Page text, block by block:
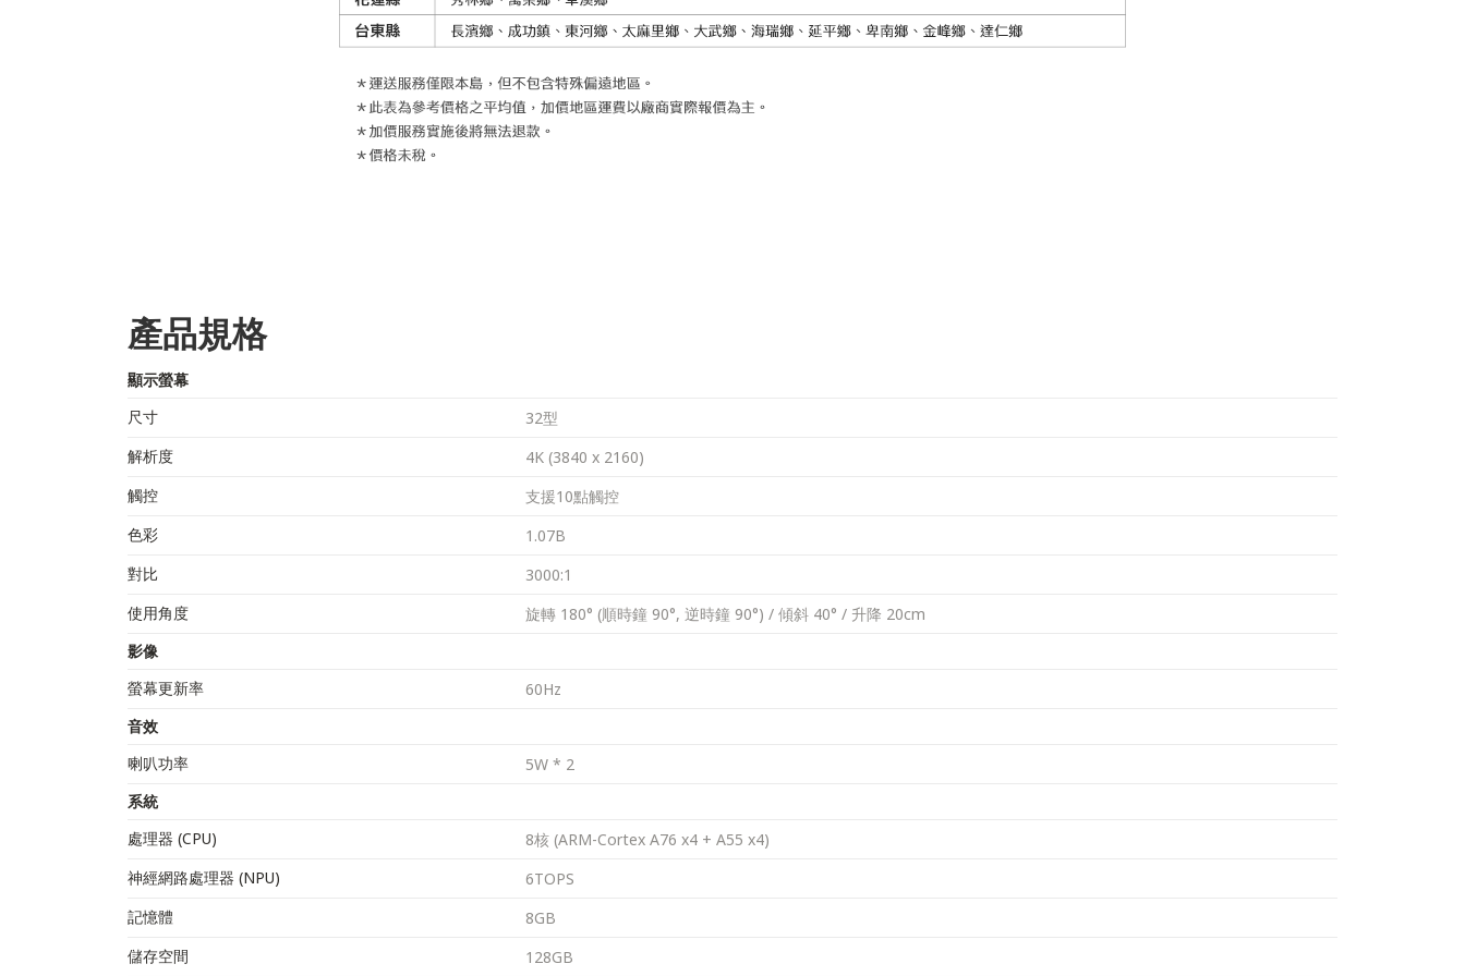
產品規格
顯示螢幕
尺寸
32型
解析度
4K (3840 x 2160)
觸控
支援10點觸控
色彩
1.07B
對比
3000:1
使用角度
旋轉 180° (順時鐘 90°, 逆時鐘 90°) / 傾斜 40° / 升降 20cm
影像
螢幕更新率
60Hz
音效
喇叭功率
5W * 2
系統
處理器 (CPU)
8核 (ARM-Cortex A76 x4 + A55 x4)
神經網路處理器 (NPU)
6TOPS
記憶體
8GB
儲存空間
128GB